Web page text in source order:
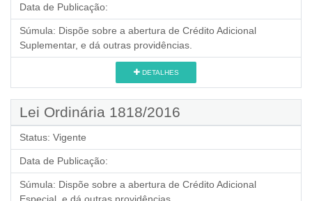
Data de Publicação:
Súmula: Dispõe sobre a abertura de Crédito Adicional
Suplementar, e dá outras providências.
DETALHES
Lei Ordinária 1818/2016
Status: Vigente
Data de Publicação:
Súmula: Dispõe sobre a abertura de Crédito Adicional
Especial, e dá outras providências.